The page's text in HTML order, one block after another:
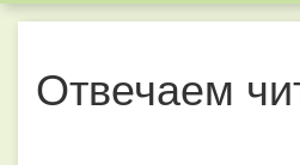
Отвечаем